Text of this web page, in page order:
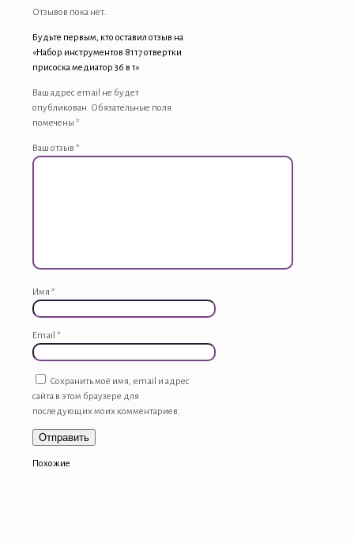
Отзывов пока нет.
Будьте первым, кто оставил отзыв на
«Набор инструментов 8117 отвертки
присоска медиатор 36 в 1»
Ваш адрес email не будет
опубликован. Обязательные поля
помечены *
Ваш отзыв *
Имя *
Email *
Сохранить моё имя, email и адрес
сайта в этом браузере для
последующих моих комментариев.
Похожие